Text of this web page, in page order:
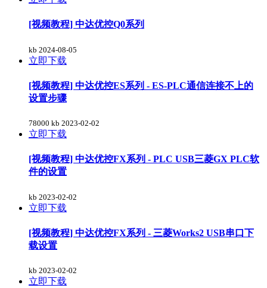
[视频教程] 中达优控Q0系列
kb 2024-08-05
立即下载
[视频教程] 中达优控ES系列 - ES-PLC通信连接不上的
设置步骤
78000 kb 2023-02-02
立即下载
[视频教程] 中达优控FX系列 - PLC USB三菱GX PLC软
件的设置
kb 2023-02-02
立即下载
[视频教程] 中达优控FX系列 - 三菱Works2 USB串口下
载设置
kb 2023-02-02
立即下载